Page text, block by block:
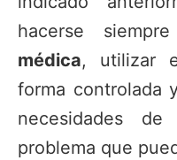
hacerse
médica, utilizar
forma controlada
necesidades
problema que